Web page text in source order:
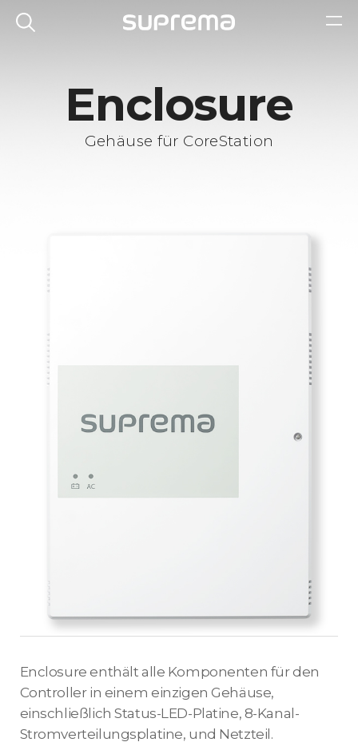
Enclosure
Gehäuse für CoreStation
Enclosure enthält alle Komponenten für den
Controller in einem einzigen Gehäuse,
einschließlich Status-LED-Platine, 8-Kanal-
Stromverteilungsplatine, und Netzteil.